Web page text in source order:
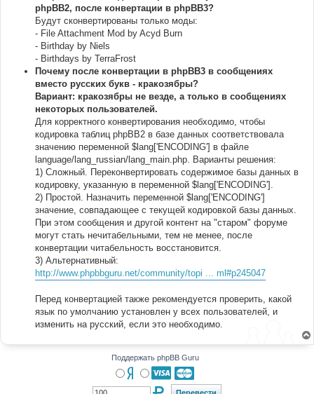
phpBB2, после конвертации в phpBB3?
Будут сконвертированы только моды:
- File Attachment Mod by Acyd Burn
- Birthday by Niels
- Birthdays by TerraFrost
Почему после конвертации в phpBB3 в сообщениях
вместо русских букв - кракозябры?
Вариант: кракозябры не везде, а только в сообщениях
некоторых пользователей.
Для корректного конвертирования необходимо, чтобы
кодировка таблиц phpBB2 в базе данных соответствовала
значению переменной $lang['ENCODING'] в файле
language/lang_russian/lang_main.php. Варианты решения:
1) Сложный. Переконвертировать содержимое базы данных в
кодировку, указанную в переменной $lang['ENCODING'].
2) Простой. Назначить переменной $lang['ENCODING']
значение, совпадающее с текущей кодировкой базы данных.
При этом сообщения и другой контент на "старом" форуме
могут стать нечитабельными, тем не менее, после
конвертации читабельность восстановится.
3) Альтернативный:
http://www.phpbbguru.net/community/topi ... ml#p245047
Перед конвертацией также рекомендуется проверить, какой
язык по умолчанию установлен у всех пользователей, и
изменить на русский, если это необходимо.
Поддержать phpBB Guru